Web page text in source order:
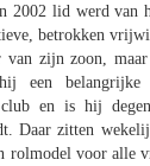
2002 lid werd van
betrokken
van zijn zoon,
een belangrijke
club en is hij
Daar zitten
rolmodel voor alle